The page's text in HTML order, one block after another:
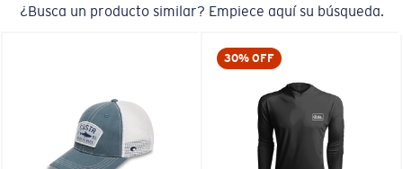
¿Busca un producto similar? Empiece aquí su búsqueda.
30% OFF